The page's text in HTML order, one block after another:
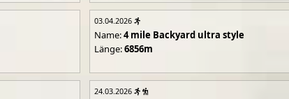
03.04.2026
Name:4 mile Backyard ultra style
Länge:6856m
24.03.2026